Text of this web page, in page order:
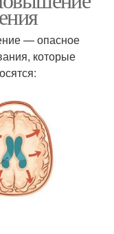
— опасное
которые